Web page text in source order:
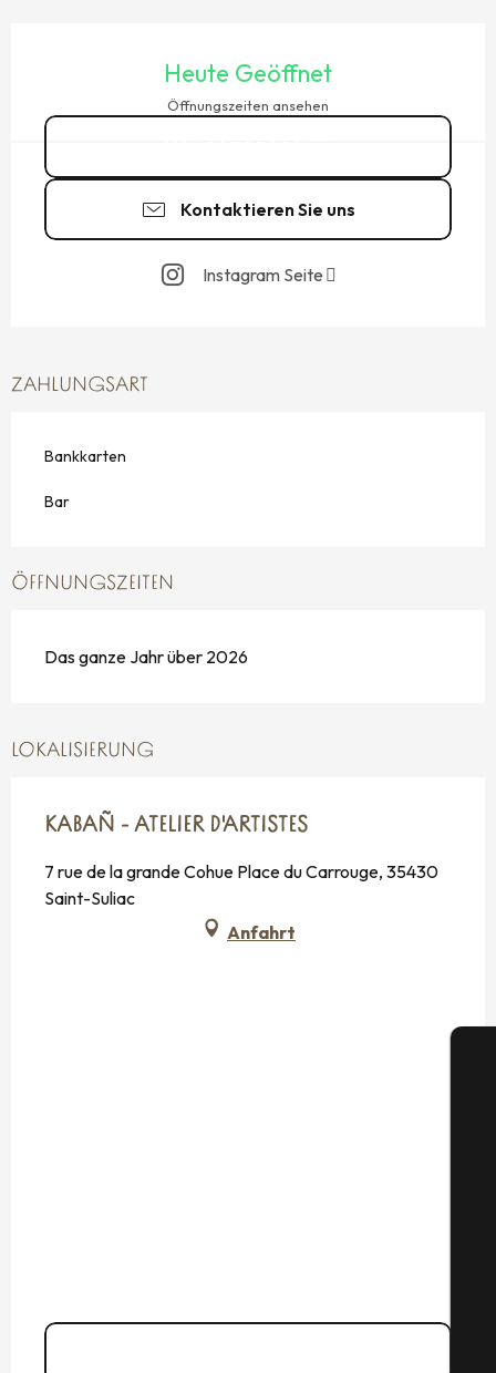
Heute Geöffnet
Öffnungszeiten ansehen
Kontaktieren Sie uns
Instagram Seite
ZAHLUNGSART
Bankkarten
Bar
ÖFFNUNGSZEITEN
Das ganze Jahr über 2026
LOKALISIERUNG
KABAÑ - ATELIER D'ARTISTES
7 rue de la grande Cohue Place du Carrouge, 35430
Saint-Suliac
Anfahrt